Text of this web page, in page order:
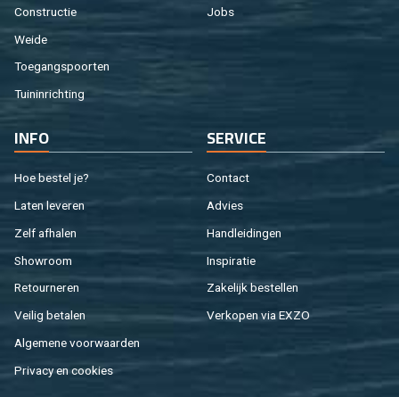
Con­struc­tie
Weide
Toe­gangs­poor­ten
Tuin­in­rich­ting
Jobs
INFO
Hoe be­stel je?
Laten le­ve­ren
Zelf af­ha­len
Show­room
Re­tour­ne­ren
Vei­lig be­ta­len
Al­ge­me­ne voor­waar­den
Pri­va­cy en coo­kies
SER­VI­CE
Con­tact
Ad­vies
Hand­lei­din­gen
In­spi­ra­tie
Za­ke­lijk be­stel­len
Ver­ko­pen via EXZO